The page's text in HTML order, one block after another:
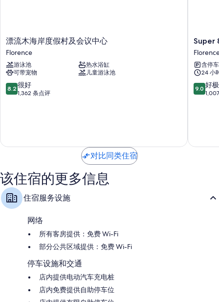
39-英寸平板电视，带有线频道
冰箱、微波炉和咖啡机/冲茶器
漂
流
木
海
岸
度
假
心
漂流木海岸度假村及会议中心
Florence
游泳池
热水浴缸
可带宠物
儿童游泳池
8.2
分，
1,362
评
8.2 很好
1,362 条点评
Super
8
by
Florence
OR
Florence
Super
含停
24 小
9.0
分，
了，
9.0 好
对比同类住宿
该住宿的更多信息
住宿服务设施
网络
所有客房提供：免费 Wi-Fi
部分公共区域提供：免费 Wi-Fi
停车设施和交通
店内提供电动汽车充电桩
店内免费提供自助停车位